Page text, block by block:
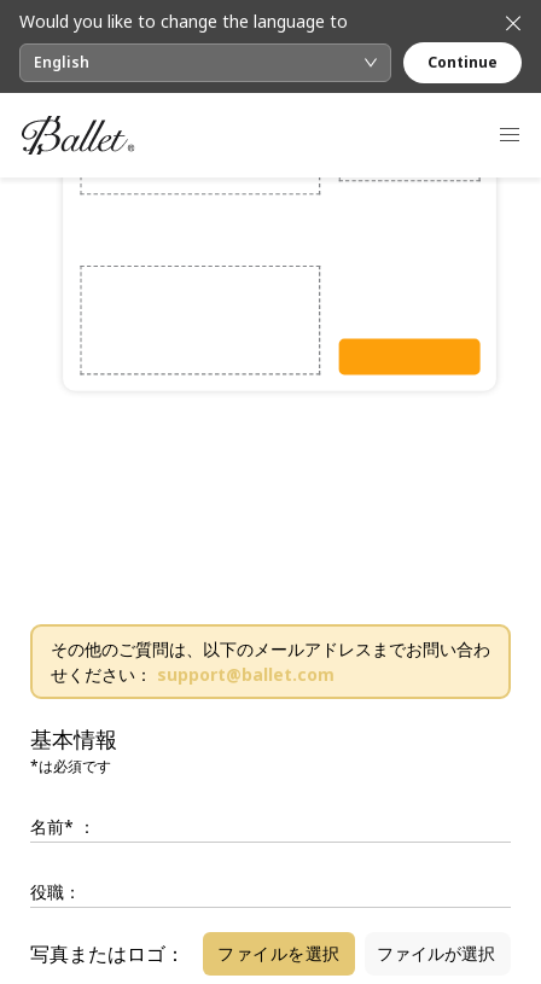
Would you like to change the language to
English Continue
その他のご質問は、以下のメールアドレスまでお問い合わ
せください： support@ballet.com
基本情報
*は必須です
名前* ：
役職：
写真またはロゴ： ファイルを選択
ファイルが選択